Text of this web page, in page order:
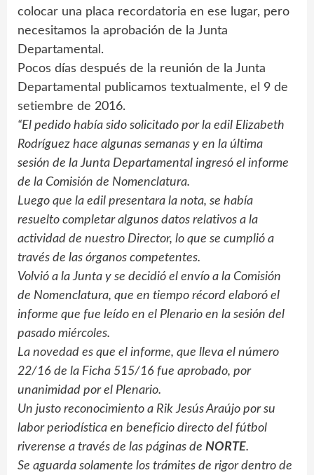
colocar una placa recordatoria en ese lugar, pero
necesitamos la aprobación de la Junta
Departamental.
Pocos días después de la reunión de la Junta
Departamental publicamos textualmente, el 9 de
setiembre de 2016.
“El pedido había sido solicitado por la edil Elizabeth
Rodríguez hace algunas semanas y en la última
sesión de la Junta Departamental ingresó el informe
de la Comisión de Nomenclatura.
Luego que la edil presentara la nota, se había
resuelto completar algunos datos relativos a la
actividad de nuestro Director, lo que se cumplió a
través de las órganos competentes.
Volvió a la Junta y se decidió el envío a la Comisión
de Nomenclatura, que en tiempo récord elaboró el
informe que fue leído en el Plenario en la sesión del
pasado miércoles.
La novedad es que el informe, que lleva el número
22/16 de la Ficha 515/16 fue aprobado, por
unanimidad por el Plenario.
Un justo reconocimiento a Rik Jesús Araújo por su
labor periodística en beneficio directo del fútbol
riverense a través de las páginas de NORTE.
Se aguarda solamente los trámites de rigor dentro de